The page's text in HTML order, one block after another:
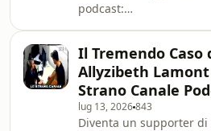
podcast:
Il Tremendo Caso
Allyzibeth Lamont
Strano Canale
lug 13, 2026843
Diventa un supporter di